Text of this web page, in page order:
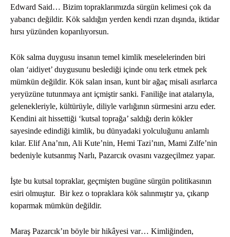
Edward Said… Bizim topraklarımızda sürgün kelimesi çok da
yabancı değildir. Kök saldığın yerden kendi rızan dışında, iktidar
hırsı yüzünden koparılıyorsun.
Kök salma duygusu insanın temel kimlik meselelerinden biri
olan ‘aidiyet’ duygusunu beslediği içinde onu terk etmek pek
mümkün değildir. Kök salan insan, kunt bir ağaç misali asırlarca
yeryüzüne tutunmaya ant içmiştir sanki. Faniliğe inat atalarıyla,
gelenekleriyle, kültürüyle, diliyle varlığının sürmesini arzu eder.
Kendini ait hissettiği ‘kutsal toprağa’ saldığı derin kökler
sayesinde edindiği kimlik, bu dünyadaki yolculuğunu anlamlı
kılar. Elif Ana’nın, Ali Kute’nin, Hemi Tazi’nın, Mami Zılfe’nin
bedeniyle kutsanmış Narlı, Pazarcık ovasını vazgeçilmez yapar.
İşte bu kutsal topraklar, geçmişten bugüne sürgün politikasının
esiri olmuştur. Bir kez o topraklara kök salınmıştır ya, çıkarıp
koparmak mümkün değildir.
Maraş Pazarcık’ın böyle bir hikâyesi var… Kimliğinden,